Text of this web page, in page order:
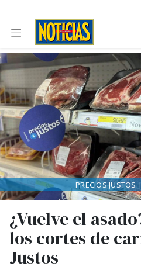
¿Vuelve el
los cortes de
Justos
PRECIOS JUSTOS